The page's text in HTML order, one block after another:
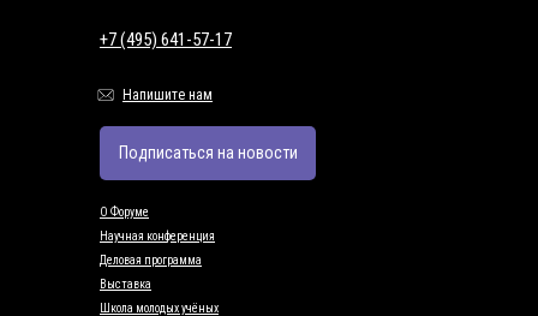
О Форуме
Научная конференция
Деловая программа
Выставка
Школа молодых учёных
+7 (495) 641-57-17
Напишите нам
Подписаться на новости